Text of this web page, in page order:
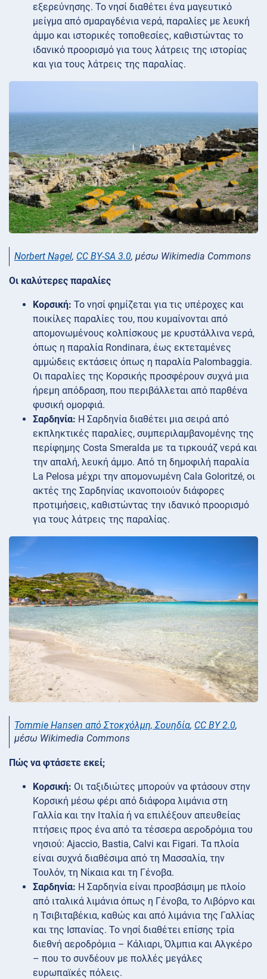
εξερεύνησης. Το νησί διαθέτει ένα μαγευτικό
μείγμα από σμαραγδένια νερά, παραλίες με λευκή
άμμο και ιστορικές τοποθεσίες, καθιστώντας το
ιδανικό προορισμό για τους λάτρεις της ιστορίας
και για τους λάτρεις της παραλίας.
Norbert Nagel, CC BY-SA 3.0, μέσω Wikimedia Commons
Οι καλύτερες παραλίες
Κορσική: Το νησί φημίζεται για τις υπέροχες και
ποικίλες παραλίες του, που κυμαίνονται από
απομονωμένους κολπίσκους με κρυστάλλινα νερά,
όπως η παραλία Rondinara, έως εκτεταμένες
αμμώδεις εκτάσεις όπως η παραλία Palombaggia.
Οι παραλίες της Κορσικής προσφέρουν συχνά μια
ήρεμη απόδραση, που περιβάλλεται από παρθένα
φυσική ομορφιά.
Σαρδηνία: Η Σαρδηνία διαθέτει μια σειρά από
εκπληκτικές παραλίες, συμπεριλαμβανομένης της
περίφημης Costa Smeralda με τα τιρκουάζ νερά και
την απαλή, λευκή άμμο. Από τη δημοφιλή παραλία
La Pelosa μέχρι την απομονωμένη Cala Goloritzé, οι
ακτές της Σαρδηνίας ικανοποιούν διάφορες
προτιμήσεις, καθιστώντας την ιδανικό προορισμό
για τους λάτρεις της παραλίας.
Tommie Hansen από Στοκχόλμη, Σουηδία, CC BY 2.0,
μέσω Wikimedia Commons
Πώς να φτάσετε εκεί;
Κορσική: Οι ταξιδιώτες μπορούν να φτάσουν στην
Κορσική μέσω φέρι από διάφορα λιμάνια στη
Γαλλία και την Ιταλία ή να επιλέξουν απευθείας
πτήσεις προς ένα από τα τέσσερα αεροδρόμια του
νησιού: Ajaccio, Bastia, Calvi και Figari. Τα πλοία
είναι συχνά διαθέσιμα από τη Μασσαλία, την
Τουλόν, τη Νίκαια και τη Γένοβα.
Σαρδηνία: Η Σαρδηνία είναι προσβάσιμη με πλοίο
από ιταλικά λιμάνια όπως η Γένοβα, το Λιβόρνο και
η Τσιβιταβέκια, καθώς και από λιμάνια της Γαλλίας
και της Ισπανίας. Το νησί διαθέτει επίσης τρία
διεθνή αεροδρόμια – Κάλιαρι, Όλμπια και Αλγκέρο
– που το συνδέουν με πολλές μεγάλες
ευρωπαϊκές πόλεις.